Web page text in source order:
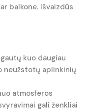
balkone. Išvaizdūs
kuo daugiau
neužstotų aplinkinių
atmosferos
gali ženkliai